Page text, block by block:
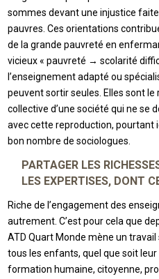
sommes devant une injustice
pauvres. Ces orientations
de la grande pauvreté en
vicieux « pauvreté → scolarité
l’enseignement adapté ou
peuvent sortir seules. Elles sont
collective d’une société qui ne se
avec cette reproduction, pourtant
bon nombre de sociologues.
PARTAGER LES
LES EXPERTISES, DONT
Riche de l’engagement des
autrement. C’est pour cela que
ATD Quart Monde mène un
tous les enfants, quel que soit leur
formation humaine, citoyenne,